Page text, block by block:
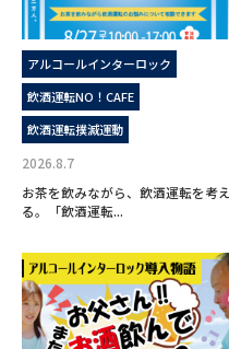
アルコールインターロック
飲酒運転NO！CAFE
飲酒運転撲滅運動
2026.8.7
お茶を飲みながら、飲酒運転を考え
る。「飲酒運転...